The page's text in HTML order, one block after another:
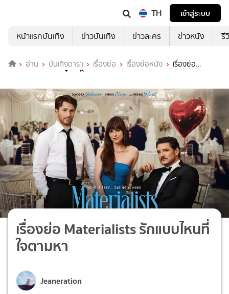
TH
เข้าสู่ระบบ
หน้าแรกบันเทิง
ข่าวบันเทิง ข่าวละคร ข่าวหนัง รี
อ่าน บันเทิงดารา เรื่องย่อ เรื่องย่อหนัง
เรื่องย่อ
Materialists รักแบบไหนที่ใจตามหา
เรื่องย่อ Materialists รักแบบไหนที่
ใจตามหา
Jeaneration